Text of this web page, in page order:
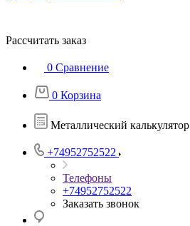
Рассчитать заказ
0 Сравнение
0 Корзина
Металлический калькулятор
+74952752522
Телефоны
+74952752522
Заказать звонок